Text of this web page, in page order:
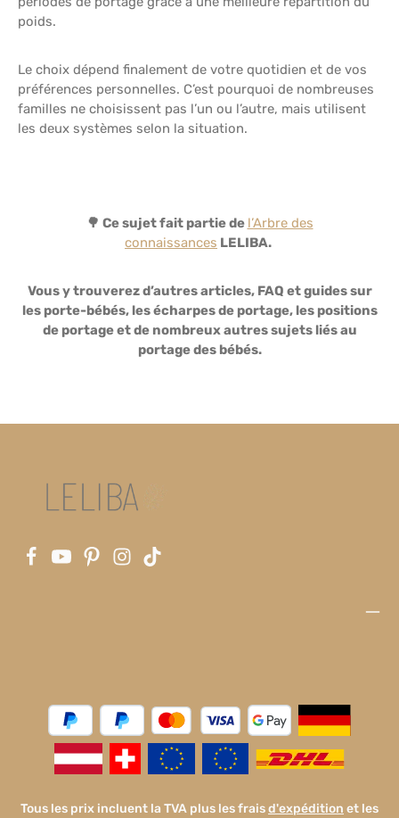
poids.
Le choix dépend finalement de votre quotidien et de vos
préférences personnelles. C’est pourquoi de nombreuses
familles ne choisissent pas l’un ou l’autre, mais utilisent
les deux systèmes selon la situation.
🌳 Ce sujet fait partie de l’Arbre des
connaissances LELIBA.
Vous y trouverez d’autres articles, FAQ et guides sur
les porte-bébés, les écharpes de portage, les positions
de portage et de nombreux autres sujets liés au
portage des bébés.
Tous les prix incluent la TVA plus les fraisd'expédition et les